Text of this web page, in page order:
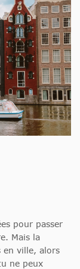
pour passer
Mais la
en ville, alors
ne peux